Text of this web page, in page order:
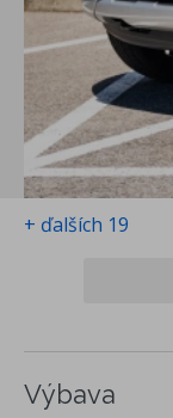
+ ďalších 19
Výbava